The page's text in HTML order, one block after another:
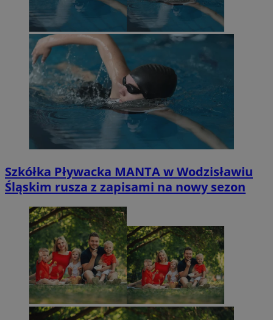
Szkółka Pływacka MANTA w Wodzisławiu
Śląskim rusza z zapisami na nowy sezon